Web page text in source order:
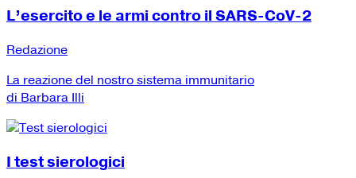
L’esercito e le armi contro il SARS-CoV-2
Redazione
La reazione del nostro sistema immunitario
di Barbara Illi
I test sierologici